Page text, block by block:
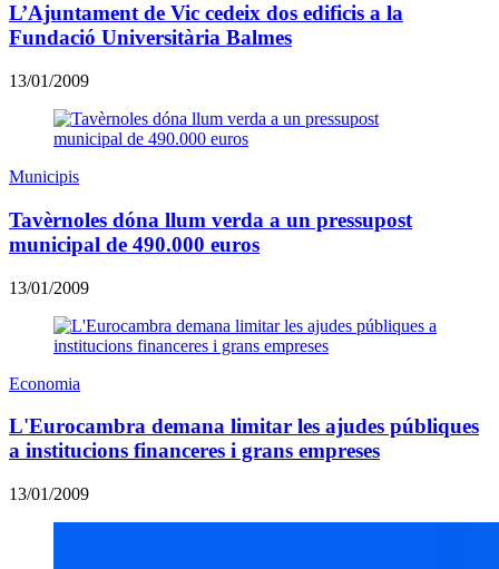
L’Ajuntament de Vic cedeix dos edificis a la
Fundació Universitària Balmes
13/01/2009
Municipis
Tavèrnoles dóna llum verda a un pressupost
municipal de 490.000 euros
13/01/2009
Economia
L'Eurocambra demana limitar les ajudes públiques
a institucions financeres i grans empreses
13/01/2009